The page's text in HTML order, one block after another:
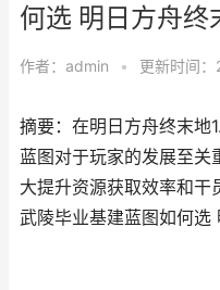
何选 明日方舟终
作者： admin • 更新时间
摘要：在明日方舟终末地
蓝图对于玩家的发展至关
大提升资源获取效率和干
武陵毕业基建蓝图如何选